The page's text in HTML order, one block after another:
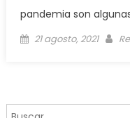
pandemia son
21 agosto, 2021